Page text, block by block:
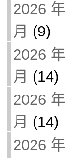
2026 年
月 (9)
2026 年
月 (14)
2026 年
月 (14)
2026 年